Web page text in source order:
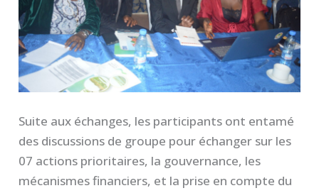
Suite aux échanges, les participants ont entamé
des discussions de groupe pour échanger sur les
07 actions prioritaires, la gouvernance, les
mécanismes financiers, et la prise en compte du